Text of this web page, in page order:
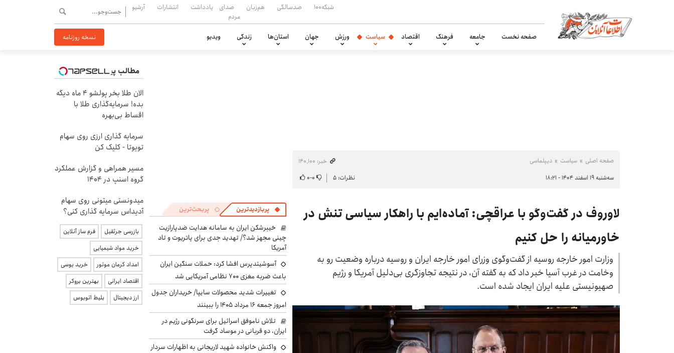
شبکه۱۰۰ صدسالگی هم‌زبان
صدای
مردم
یادداشت انتشارات آرشیو
صفحه نخست جامعه فرهنگ اقتصاد سیاست ورزش جهان استان‌ها زندگی ویدیو نسخه روزنامه
صفحه اصلی سیاست دیپلماسی
خبر: ۱۴۰٬۱۰۰
سه‌شنبه ۱۹ اسفند ۱۴۰۴ - ۱۸:۲۱
نظرات: ۵ ۰-۰
لاوروف در گفت‌وگو با عراقچی: آماده‌ایم با راهکار سیاسی تنش در
خاورمیانه را حل کنیم
وزارت امور خارجه روسیه از گفت‌وگوی وزرای امور خارجه ایران و روسیه درباره وضعیت رو به
وخامت در غرب آسیا خبر داد که به گفته آن، در نتیجه تجاوزگری بی‌دلیل آمریکا و رژیم
صهیونیستی علیه ایران ایجاد شده است.
پربازدیدترین پربحث‌ترین
خیبرشکن ایران به سامانه هدایت ضدپارازیت
چینی مجهز شد؟/ تهدید جدی برای پاتریوت و تاد
آمریکا
آسوشیتدپرس افشا کرد: حملات سنگین ایران
باعث ضربه مغزی ۷۰۰ نظامی آمریکایی شد
تغییرات شدید محصولات سایپا/ خریداران جدول
امروز جمعه ۱۶ مرداد ۱۴۰۵ را ببینند
تلاش ناموفق اسرائیل برای سرنگونی رژیم در
ایران، دو قربانی در موساد گرفت
واکنش خانواده شهید لاریجانی به اظهارات سردار
مطالب پیشنهادی
الان طلا بخر پولشو 4 ماه دیگه
بده! سرمایه‌گذاری طلا با
اقساط بی‌بهره
سرمایه گذاری ارزی روی سهام
تویوتا - کلیک کن
مسیر همراهی و گزارش عملکرد
گروه اسنپ در ۱۴۰۴
میدونستی میتونی روی سهام
آدیداس سرمایه گذاری کنی؟
بازرسی جرثقیل
فرم ساز آنلاین
خرید مواد شیمیایی
امداد کرمان موتور
خرید یوسی
اقتصاد ایرانی
بهترین بروکر
ارز دیجیتال
بلیط اتوبوس